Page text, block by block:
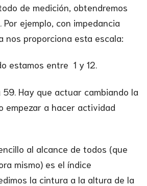
de medición, obtendremos
ejemplo, con impedancia
nos proporciona esta escala:
estamos entre 1 y 12.
59. Hay que actuar cambiando la
empezar a hacer actividad
al alcance de todos (que
mismo) es el índice
la cintura a la altura de la